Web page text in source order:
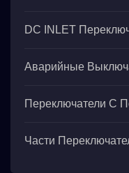
DC INLET
Аварийные
Переключатели С
Части